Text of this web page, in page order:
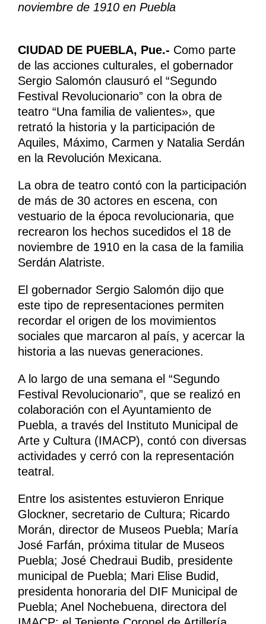
noviembre de 1910 en Puebla
CIUDAD DE PUEBLA, Pue.- Como parte
de las acciones culturales, el gobernador
Sergio Salomón clausuró el “Segundo
Festival Revolucionario” con la obra de
teatro “Una familia de valientes», que
retrató la historia y la participación de
Aquiles, Máximo, Carmen y Natalia Serdán
en la Revolución Mexicana.
La obra de teatro contó con la participación
de más de 30 actores en escena, con
vestuario de la época revolucionaria, que
recrearon los hechos sucedidos el 18 de
noviembre de 1910 en la casa de la familia
Serdán Alatriste.
El gobernador Sergio Salomón dijo que
este tipo de representaciones permiten
recordar el origen de los movimientos
sociales que marcaron al país, y acercar la
historia a las nuevas generaciones.
A lo largo de una semana el “Segundo
Festival Revolucionario”, que se realizó en
colaboración con el Ayuntamiento de
Puebla, a través del Instituto Municipal de
Arte y Cultura (IMACP), contó con diversas
actividades y cerró con la representación
teatral.
Entre los asistentes estuvieron Enrique
Glockner, secretario de Cultura; Ricardo
Morán, director de Museos Puebla; María
José Farfán, próxima titular de Museos
Puebla; José Chedraui Budib, presidente
municipal de Puebla; Mari Elise Budid,
presidenta honoraria del DIF Municipal de
Puebla; Anel Nochebuena, directora del